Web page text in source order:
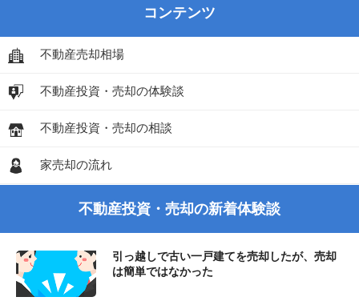
コンテンツ
不動産売却相場
不動産投資・売却の体験談
不動産投資・売却の相談
家売却の流れ
不動産投資・売却の新着体験談
引っ越しで古い一戸建てを売却したが、売却
は簡単ではなかった